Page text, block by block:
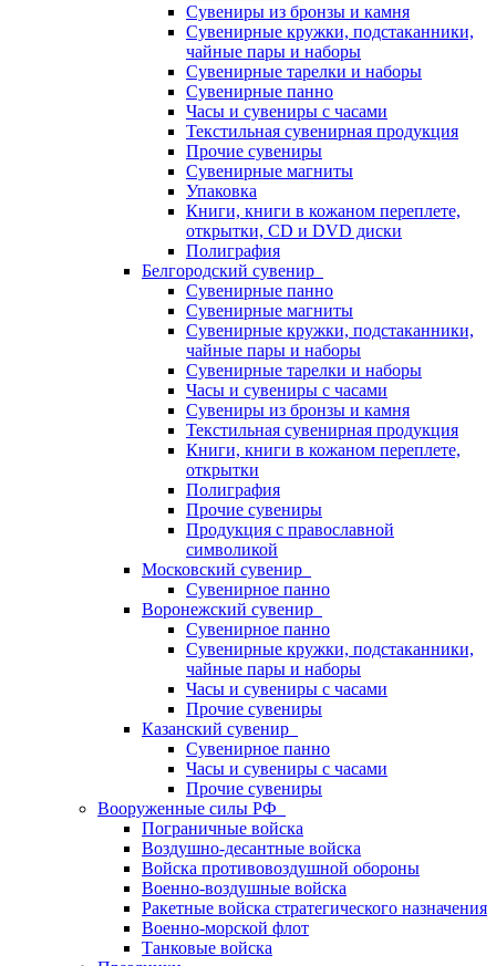
Сувениры из бронзы и камня
Сувенирные кружки, подстаканники,
чайные пары и наборы
Сувенирные тарелки и наборы
Сувенирные панно
Часы и сувениры с часами
Текстильная сувенирная продукция
Прочие сувениры
Сувенирные магниты
Упаковка
Книги, книги в кожаном переплете,
открытки, CD и DVD диски
Полиграфия
Белгородский сувенир
Сувенирные панно
Сувенирные магниты
Сувенирные кружки, подстаканники,
чайные пары и наборы
Сувенирные тарелки и наборы
Часы и сувениры с часами
Сувениры из бронзы и камня
Текстильная сувенирная продукция
Книги, книги в кожаном переплете,
открытки
Полиграфия
Прочие сувениры
Продукция с православной
символикой
Московский сувенир
Сувенирное панно
Воронежский сувенир
Сувенирное панно
Сувенирные кружки, подстаканники,
чайные пары и наборы
Часы и сувениры с часами
Прочие сувениры
Казанский сувенир
Сувенирное панно
Часы и сувениры с часами
Прочие сувениры
Вооруженные силы РФ
Пограничные войска
Воздушно-десантные войска
Войска противовоздушной обороны
Военно-воздушные войска
Ракетные войска стратегического назначения
Военно-морской флот
Танковые войска